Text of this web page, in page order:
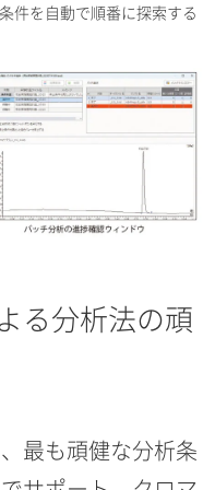
件を自動で順番に探索する
る分析法の頑
最も頑健な分析条